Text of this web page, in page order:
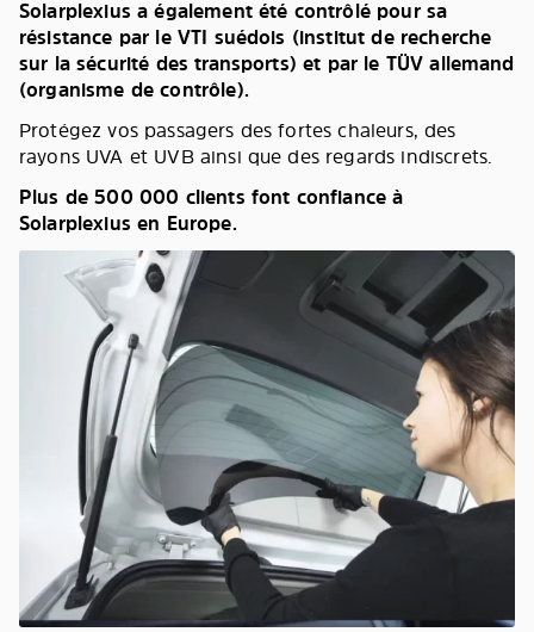
Solarplexius a également été contrôlé pour sa
résistance par le VTI suédois (institut de recherche
sur la sécurité des transports) et par le TÜV allemand
(organisme de contrôle).
Protégez vos passagers des fortes chaleurs, des
rayons UVA et UVB ainsi que des regards indiscrets.
Plus de 500 000 clients font confiance à
Solarplexius en Europe.